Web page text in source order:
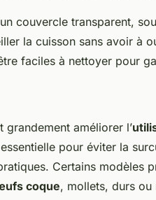
couvercle transparent,
la cuisson sans avoir à
faciles à nettoyer pour
grandement améliorer l’
pour éviter la
Certains modèles
coque, mollets, durs ou